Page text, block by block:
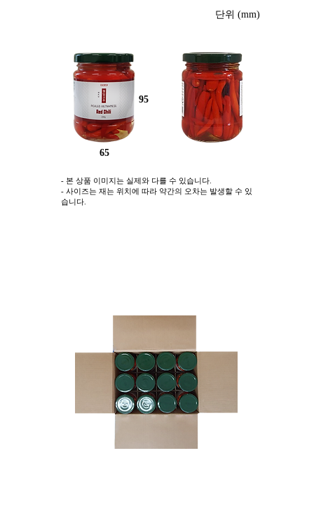
단위 (mm)
95
65
- 본 상품 이미지는 실제와 다를 수 있습니다.
- 사이즈는 재는 위치에 따라 약간의 오차는 발생할 수 있
습니다.